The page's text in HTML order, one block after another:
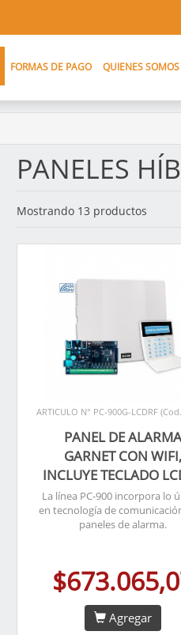
FORMAS DE PAGO QUIENES SOMOS
PANELES
Mostrando 13 productos
ARTICULO N° PC-900G-LCDRF
PANEL DE
GARNET CON WIFI,
INCLUYE TECLADO
La línea PC-900 incorpora lo
en tecnología de
paneles de alarma.
Agregar